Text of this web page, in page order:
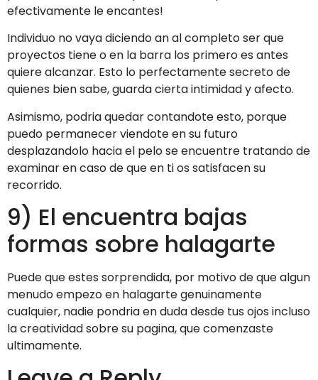
efectivamente le encantes!
Individuo no vaya diciendo an al completo ser que
proyectos tiene o en la barra los primero es antes
quiere alcanzar. Esto lo perfectamente secreto de
quienes bien sabe, guarda cierta intimidad y afecto.
Asimismo, podria quedar contandote esto, porque
puedo permanecer viendote en su futuro
desplazandolo hacia el pelo se encuentre tratando de
examinar en caso de que en ti os satisfacen su
recorrido.
9) El encuentra bajas
formas sobre halagarte
Puede que estes sorprendida, por motivo de que algun
menudo empezo en halagarte genuinamente
cualquier, nadie pondri­a en duda desde tus ojos incluso
la creatividad sobre su pagina, que comenzaste
ultimamente.